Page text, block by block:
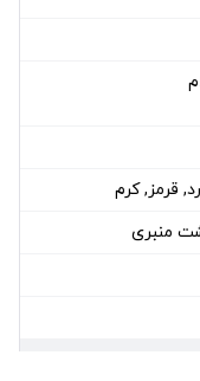
قرمز, کرم
منبری